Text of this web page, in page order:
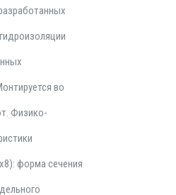
во
Физико-
форма сечения